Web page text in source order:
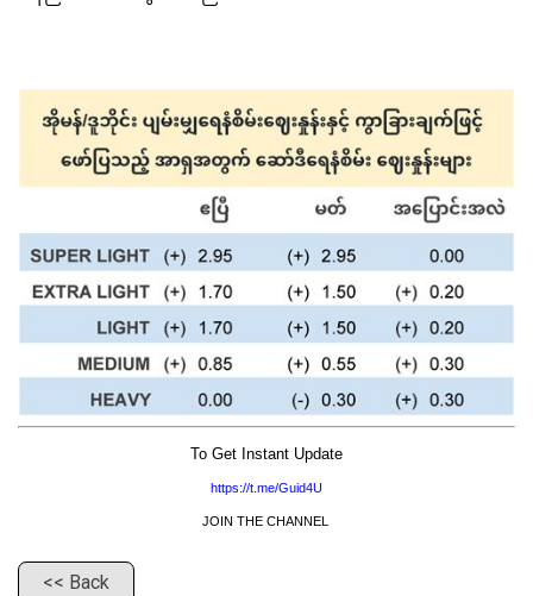
To Get Instant Update
https://t.me/Guid4U
JOIN THE CHANNEL
<< Back